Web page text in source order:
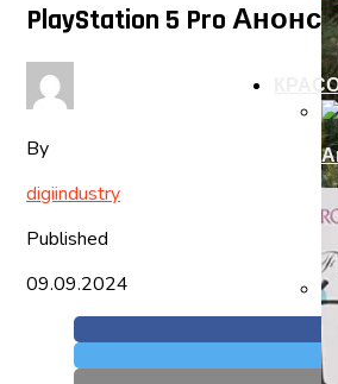
PlayStation 5 Pro
By
digiindustry
Published
09.09.2024